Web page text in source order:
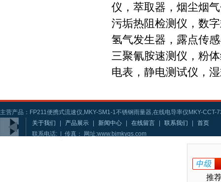
仪，萃取器，烟尘烟
污垢热阻检测仪，数
氢气发生器，露点传
三聚氰胺速测仪，粉
电表，静电测试仪，
主营产品：FP211便携式流速仪,MKY-SM1-1不锈钢雨量器,在线电导率仪MKY-CCT-
关于我们
产品展示 新闻中心 在线留言 联系我们
首页
联系电话: | 传真： 网址:www.bjmkygs.com
推